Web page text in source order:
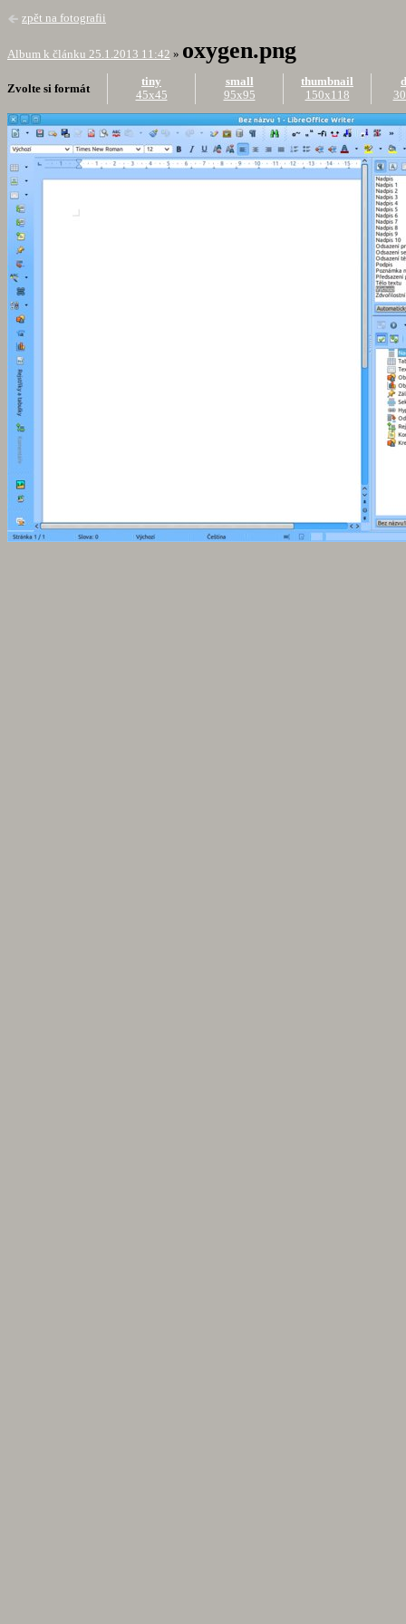
zpět na fotografii
Album k článku 25.1.2013 11:42 » oxygen.png
Zvolte si formát
tiny
45x45
small
95x95
thumbnail
150x118